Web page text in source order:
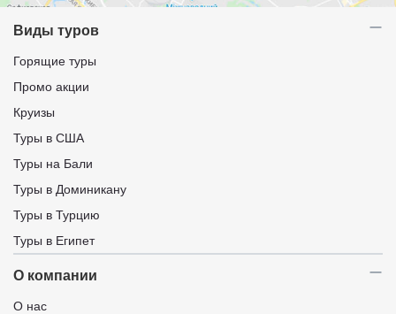
Виды туров
Горящие туры
Промо акции
Круизы
Туры в США
Туры на Бали
Туры в Доминикану
Туры в Турцию
Туры в Египет
О компании
О нас